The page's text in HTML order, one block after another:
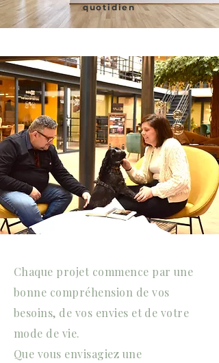
quotidien
Chaque projet commence par une
bonne compréhension de vos
besoins, de vos envies et de votre
mode de vie.
Que vous envisagiez une